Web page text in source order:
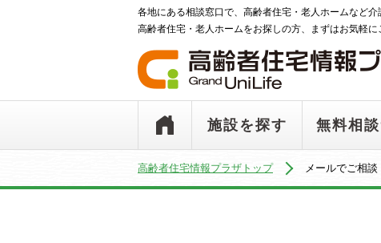
各地にある相談窓口で、高齢者住宅・老人ホームなど介
高齢者住宅・老人ホームをお探しの方、まずはお気軽に
施設を探す 無料相
高齢者住宅情報プラザトップ メールでご相